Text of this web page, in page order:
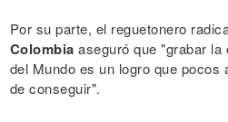
Por su parte, el reguetonero
Colombia aseguró que "grabar
del Mundo es un logro que pocos
de conseguir".